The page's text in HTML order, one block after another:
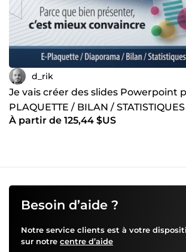
d_rik
Je vais créer des slides Powerpoint
PLAQUETTE / BILAN /
GRAPHIQUES / DIAPORAMA
À partir de 125,44 $US
Besoin d’aide ?
Notre service clients est à votre
sur notre centre d’aide